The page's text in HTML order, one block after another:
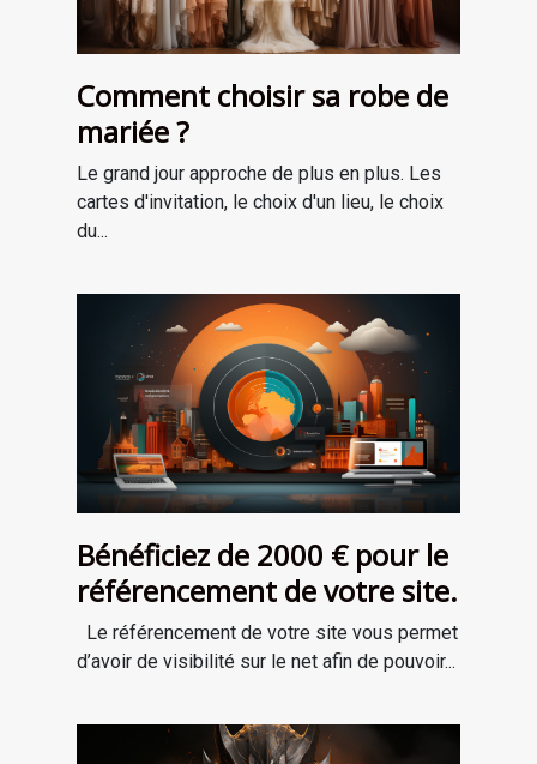
Comment choisir sa robe de
mariée ?
Le grand jour approche de plus en plus. Les
cartes d'invitation, le choix d'un lieu, le choix
du...
Bénéficiez de 2000 € pour le
référencement de votre site.
Le référencement de votre site vous permet
d’avoir de visibilité sur le net afin de pouvoir...